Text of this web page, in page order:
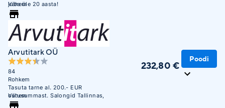
juba üle 20 aasta!
Vähem
Arvutitark OÜ
84
Rohkem
Tasuta tarne al. 200.- EUR
ostusummast. Salongid Tallinnas,
Tartus, Pärnus ja Narvas
Vähem
232,80 €
Poodi